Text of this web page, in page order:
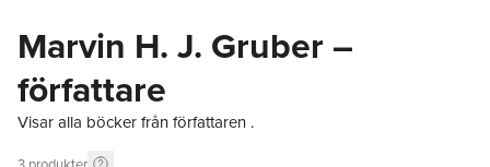
Marvin H. J. Gruber –
författare
Visar alla böcker från författaren .